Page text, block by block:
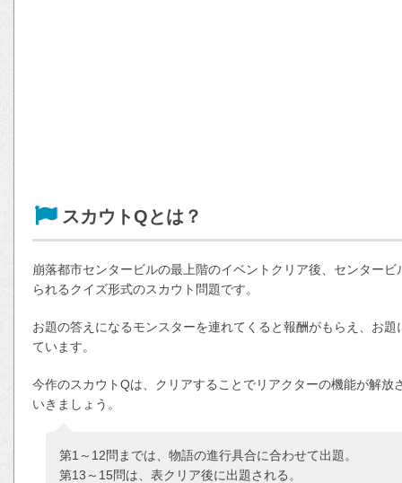
スカウトQとは？
崩落都市センタービルの最上階のイベントクリア後、センター
られるクイズ形式のスカウト問題です。
お題の答えになるモンスターを連れてくると報酬がもらえ、お
ています。
今作のスカウトQは、クリアすることでリアクターの機能が解
いきましょう。
第1～12問までは、物語の進行具合に合わせて出題。
第13～15問は、表クリア後に出題される。